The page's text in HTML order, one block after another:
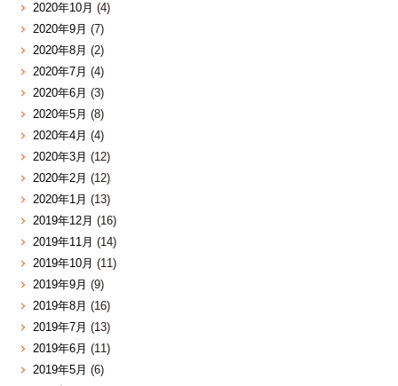
2020年10月 (4)
2020年9月 (7)
2020年8月 (2)
2020年7月 (4)
2020年6月 (3)
2020年5月 (8)
2020年4月 (4)
2020年3月 (12)
2020年2月 (12)
2020年1月 (13)
2019年12月 (16)
2019年11月 (14)
2019年10月 (11)
2019年9月 (9)
2019年8月 (16)
2019年7月 (13)
2019年6月 (11)
2019年5月 (6)